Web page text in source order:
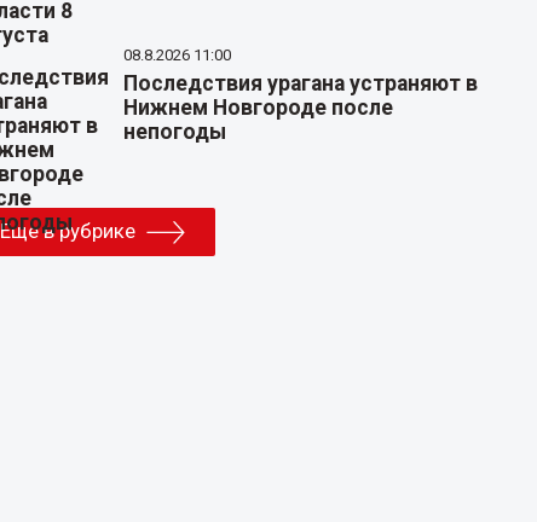
08.8.2026 11:00
Последствия урагана устраняют в
Нижнем Новгороде после
непогоды
Еще в рубрике